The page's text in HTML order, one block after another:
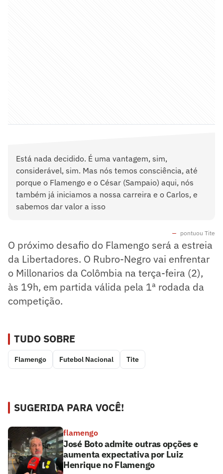
Está nada decidido. É uma vantagem, sim,
considerável, sim. Mas nós temos consciência, até
porque o Flamengo e o César (Sampaio) aqui, nós
também já iniciamos a nossa carreira e o Carlos, e
sabemos dar valor a isso
pontuou Tite
O próximo desafio do Flamengo será a estreia
da Libertadores. O Rubro-Negro vai enfrentar
o Millonarios da Colômbia na terça-feira (2),
às 19h, em partida válida pela 1ª rodada da
competição.
TUDO SOBRE
Flamengo Futebol Nacional Tite
SUGERIDA PARA VOCÊ!
flamengo
José Boto admite outras opções e
aumenta expectativa por Luiz
Henrique no Flamengo